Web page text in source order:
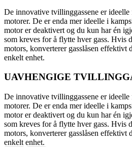
De innovative tvillinggassene er
motorer. De er enda mer ideelle i
motor er deaktivert og du kun har én
som kreves for å flytte hver gass. Hvis
motors, konverterer gasslåsen effektivt
enkelt enhet.
UAVHENGIGE
De innovative tvillinggassene er
motorer. De er enda mer ideelle i
motor er deaktivert og du kun har én
som kreves for å flytte hver gass. Hvis
motors, konverterer gasslåsen effektivt
enkelt enhet.